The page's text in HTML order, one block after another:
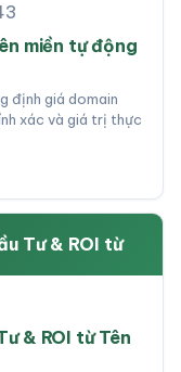
miền tự động
định giá domain
xác và giá trị thực
Tư & ROI từ
& ROI từ Tên